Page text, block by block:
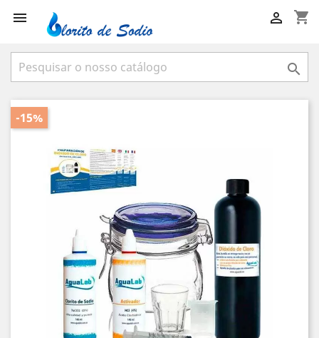
 shopping_cart


-15%